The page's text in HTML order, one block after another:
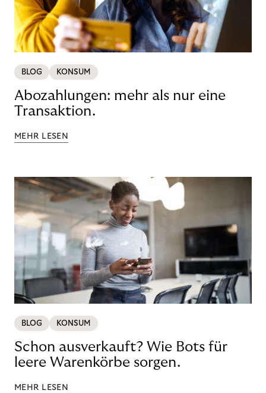
BLOG KONSUM
Abozahlungen: mehr als nur eine
Transaktion.
MEHR LESEN
BLOG KONSUM
Schon ausverkauft? Wie Bots für
leere Warenkörbe sorgen.
MEHR LESEN